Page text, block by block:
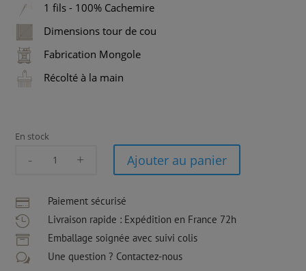
1 fils - 100% Cachemire
Dimensions tour de cou
Fabrication Mongole
Récolté à la main
En stock
de
Cou
Cachemire
Beige
Ajouter au panier
 Paiement sécurisé
 Livraison rapide : Expédition en France 72h
 Emballage soignée avec suivi colis
w Une question ? Contactez-nous